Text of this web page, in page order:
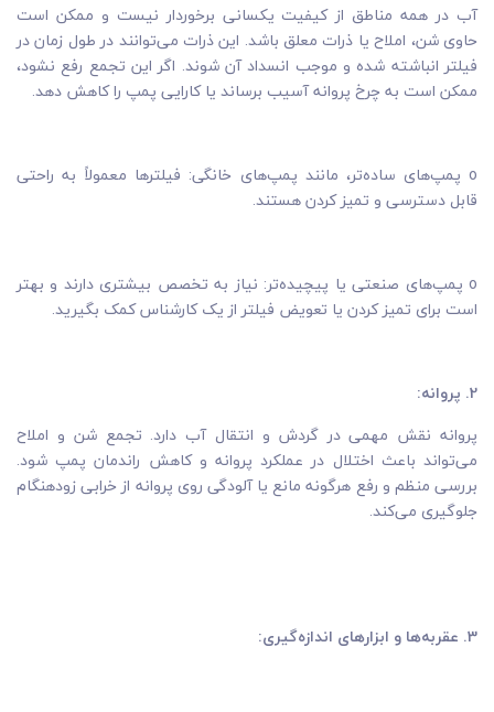
آب در همه مناطق از کیفیت یکسانی برخوردار نیست و ممکن است
حاوی شن، املاح یا ذرات معلق باشد. این ذرات می‌توانند در طول زمان در
فیلتر انباشته شده و موجب انسداد آن شوند. اگر این تجمع رفع نشود،
ممکن است به چرخ پروانه آسیب برساند یا کارایی پمپ را کاهش دهد.
o پمپ‌های ساده‌تر، مانند پمپ‌های خانگی: فیلترها معمولاً به راحتی
قابل دسترسی و تمیز کردن هستند.
o پمپ‌های صنعتی یا پیچیده‌تر: نیاز به تخصص بیشتری دارند و بهتر
است برای تمیز کردن یا تعویض فیلتر از یک کارشناس کمک بگیرید.
2. پروانه:
پروانه نقش مهمی در گردش و انتقال آب دارد. تجمع شن و املاح
می‌تواند باعث اختلال در عملکرد پروانه و کاهش راندمان پمپ شود.
بررسی منظم و رفع هرگونه مانع یا آلودگی روی پروانه از خرابی زودهنگام
جلوگیری می‌کند.
3. عقربه‌ها و ابزارهای اندازه‌گیری: